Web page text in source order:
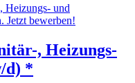
, Heizungs-
d) *